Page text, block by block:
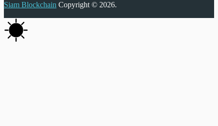
Siam Blockchain Copyright © 2026.